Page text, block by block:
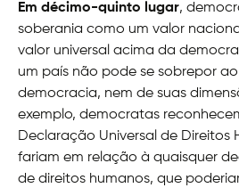
Em décimo-quinto lugar,
soberania como um valor
valor universal acima da
um país não pode se sobrepor
democracia, nem de suas
exemplo, democratas
Declaração Universal de Direitos
fariam em relação à quaisquer
de direitos humanos, que